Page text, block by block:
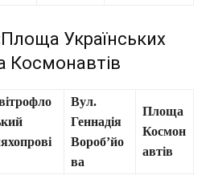
Українських
Космонавтів
Вул.
Геннадія
Вороб’йо
ва
Площа
Космон
автів